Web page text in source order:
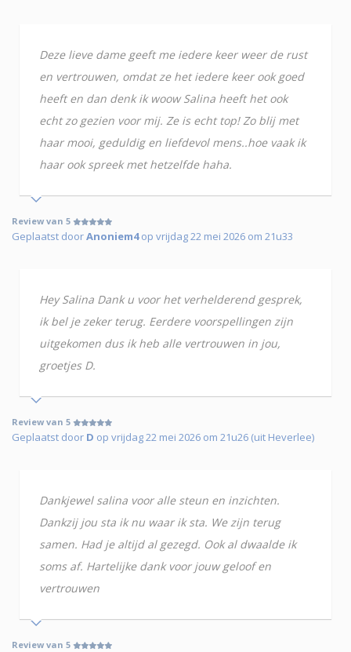
Deze lieve dame geeft me iedere keer weer de rust
en vertrouwen, omdat ze het iedere keer ook goed
heeft en dan denk ik woow Salina heeft het ook
echt zo gezien voor mij. Ze is echt top! Zo blij met
haar mooi, geduldig en liefdevol mens..hoe vaak ik
haar ook spreek met hetzelfde haha.
Review van 5
Geplaatst doorAnoniem4op vrijdag 22 mei 2026 om 21u33
Hey Salina Dank u voor het verhelderend gesprek,
ik bel je zeker terug. Eerdere voorspellingen zijn
uitgekomen dus ik heb alle vertrouwen in jou,
groetjes D.
Review van 5
Geplaatst door D op vrijdag 22 mei 2026 om 21u26 (uit Heverlee)
Dankjewel salina voor alle steun en inzichten.
Dankzij jou sta ik nu waar ik sta. We zijn terug
samen. Had je altijd al gezegd. Ook al dwaalde ik
soms af. Hartelijke dank voor jouw geloof en
vertrouwen
Review van 5